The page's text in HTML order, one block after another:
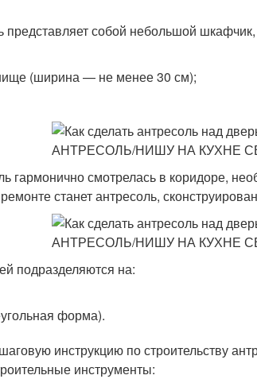
представляет собой небольшой
(ширина — не менее 30 см);
гармонично смотрелась в коридоре,
станет антресоль,
подразделяются на:
форма).
инструкцию по строительству
инструменты: